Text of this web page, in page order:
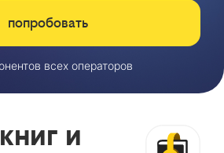
попробовать
всех операторов
и